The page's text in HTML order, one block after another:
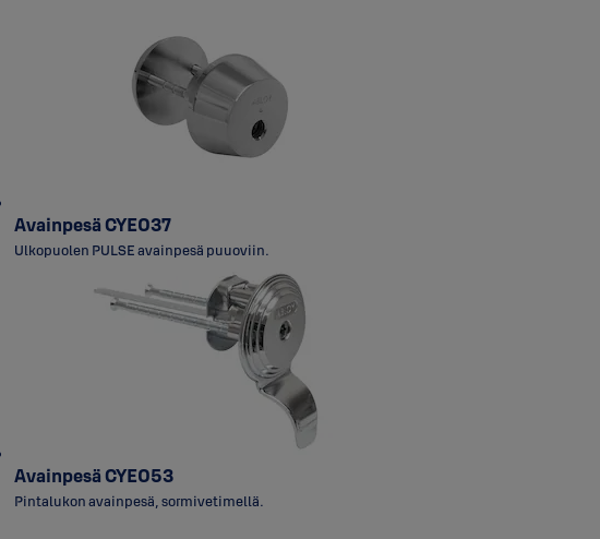
Avainpesä CYE037
Ulkopuolen PULSE avainpesä puuoviin.
Avainpesä CYE053
Pintalukon avainpesä, sormivetimellä.